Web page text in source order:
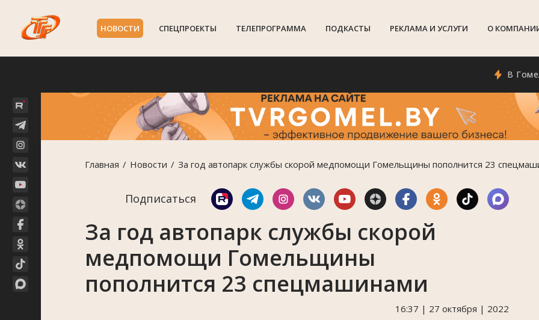
НОВОСТИ СПЕЦПРОЕКТЫ ТЕЛЕПРОГРАММА ПОДКАСТЫ РЕКЛАМА И УСЛУГИ О
В Гомеле
Главная Новости За год автопарк службы скорой медпомощи Гомельщины пополнится 23
Подписаться
За год автопарк службы скорой
медпомощи Гомельщины
пополнится 23 спецмашинами
16:37 | 27 октября | 2022